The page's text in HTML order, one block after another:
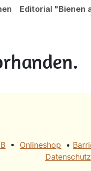
Editorial "Bienen
• ​ Onlineshop • ​
Datenschutz